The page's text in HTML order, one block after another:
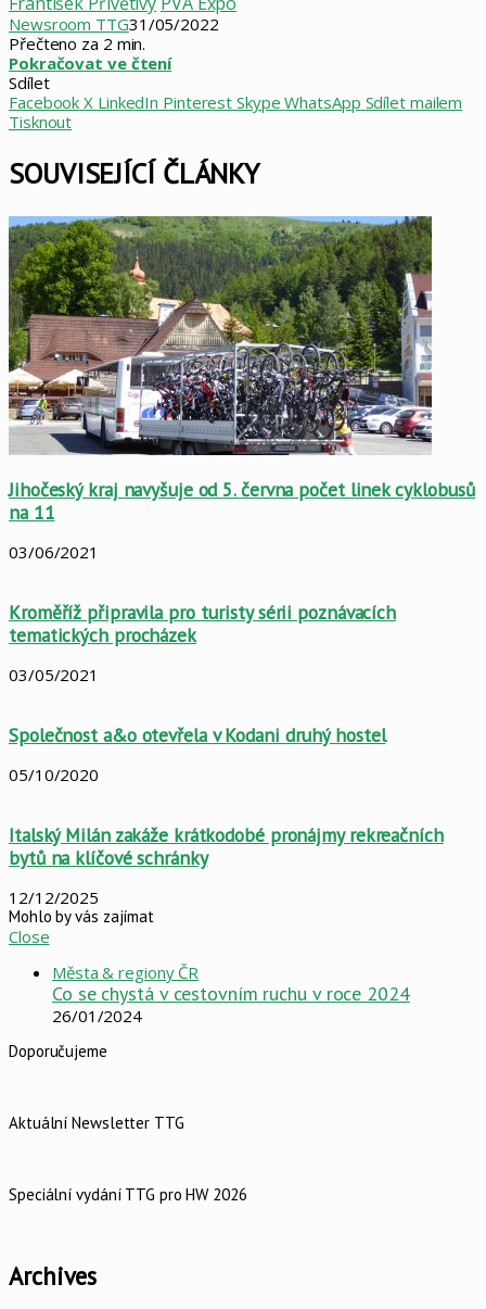
Newsroom TTG31/05/2022
Přečteno za 2 min.
Pokračovat ve čtení
Sdílet
Facebook X LinkedIn Pinterest Skype WhatsApp Sdílet mailem
Tisknout
SOUVISEJÍCÍ ČLÁNKY
Jihočeský kraj navyšuje od 5. června počet linek cyklobusů
na 11
03/06/2021
Kroměříž připravila pro turisty sérii poznávacích
tematických procházek
03/05/2021
Společnost a&o otevřela v Kodani druhý hostel
05/10/2020
Italský Milán zakáže krátkodobé pronájmy rekreačních
bytů na klíčové schránky
12/12/2025
Mohlo by vás zajímat
Close
Města & regiony ČR
Co se chystá v cestovním ruchu v roce 2024
26/01/2024
Doporučujeme
Aktuální Newsletter TTG
Speciální vydání TTG pro HW 2026
Archives